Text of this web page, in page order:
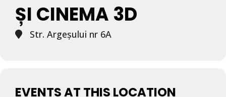
ȘI CINEMA 3D
Str. Argeșului nr 6A
EVENTS AT THIS LOCATION